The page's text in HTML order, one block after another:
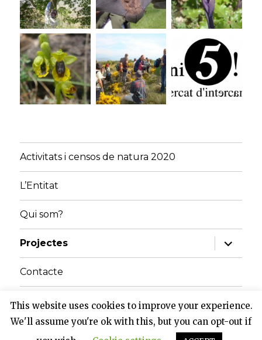
Activitats i censos de natura 2020
L’Entitat
Qui som?
Projectes
amplia
el
menú
Contacte
Inici
Grup de Natura del Solsonès Gràcies al WordPress
This website uses cookies to improve your experience.
We'll assume you're ok with this, but you can opt-out if